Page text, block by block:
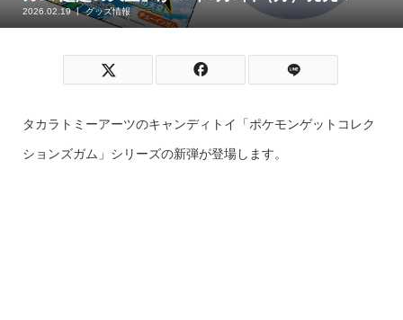
2026.02.19 グッズ情報
タカラトミーアーツのキャンディトイ「ポケモンゲットコレク
ションズガム」シリーズの新弾が登場します。